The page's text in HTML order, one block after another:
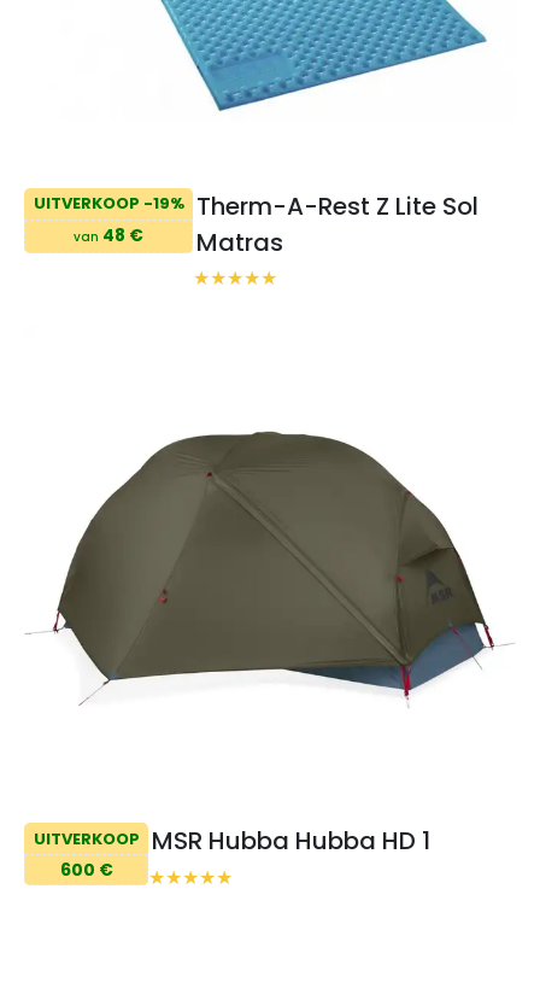
UITVERKOOP -19%
van 48 €
Therm-A-Rest Z Lite Sol
Matras
UITVERKOOP
600 €
MSR Hubba Hubba HD 1